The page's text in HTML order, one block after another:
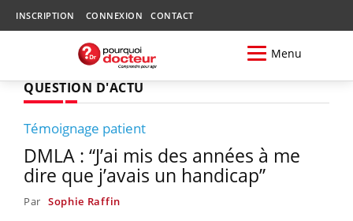
INSCRIPTION CONNEXION CONTACT
Menu
QUESTION D'ACTU
Témoignage patient
DMLA : “J’ai mis des années à me
dire que j’avais un handicap”
Par Sophie Raffin